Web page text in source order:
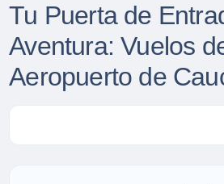
Tu Puerta de
Aventura: Vuelos
Aeropuerto de